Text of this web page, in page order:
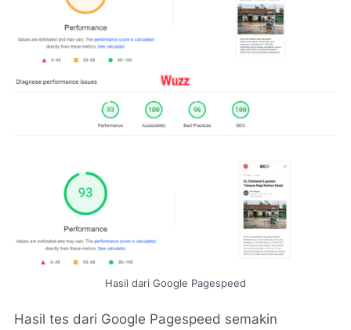
Hasil dari Google Pagespeed
Hasil tes dari Google Pagespeed semakin